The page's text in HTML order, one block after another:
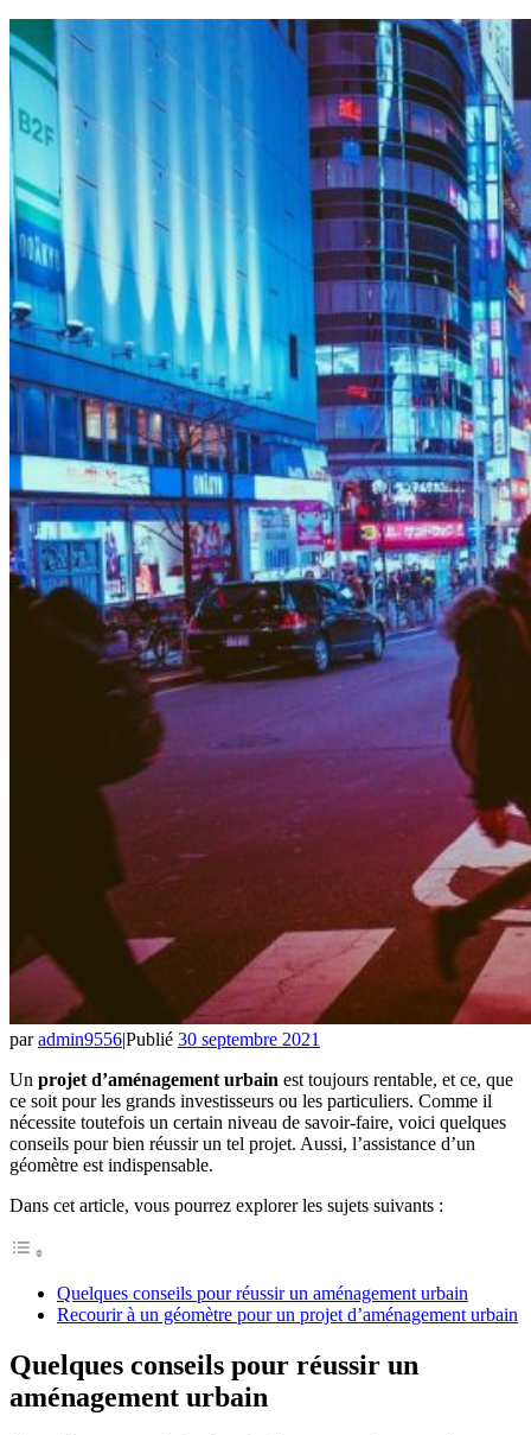
paradmin9556|Publié 30 septembre 2021
Un projet d’aménagement urbain est toujours rentable, et ce, que
ce soit pour les grands investisseurs ou les particuliers. Comme il
nécessite toutefois un certain niveau de savoir-faire, voici quelques
conseils pour bien réussir un tel projet. Aussi, l’assistance d’un
géomètre est indispensable.
Dans cet article, vous pourrez explorer les sujets suivants :
Quelques conseils pour réussir un aménagement urbain
Recourir à un géomètre pour un projet d’aménagement urbain
Quelques conseils pour réussir un
aménagement urbain